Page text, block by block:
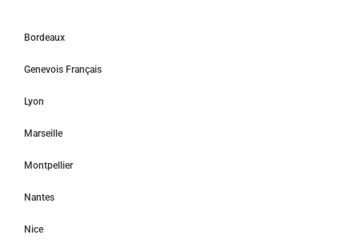
Bordeaux
Genevois Français
Lyon
Marseille
Montpellier
Nantes
Nice